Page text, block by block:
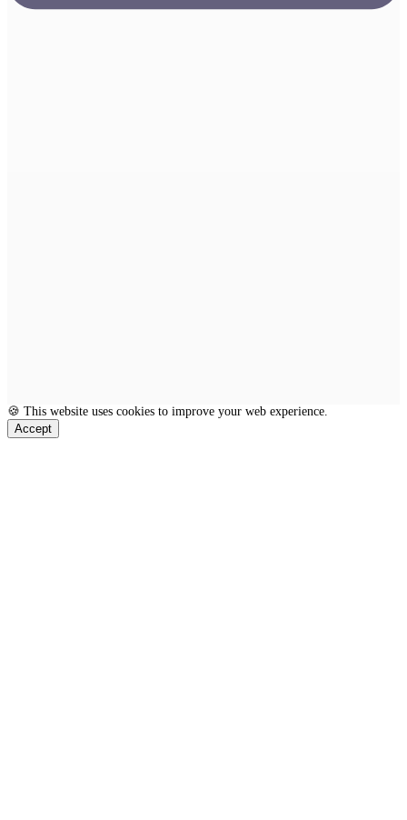
🍪 This website uses cookies to improve your web experience.
Accept